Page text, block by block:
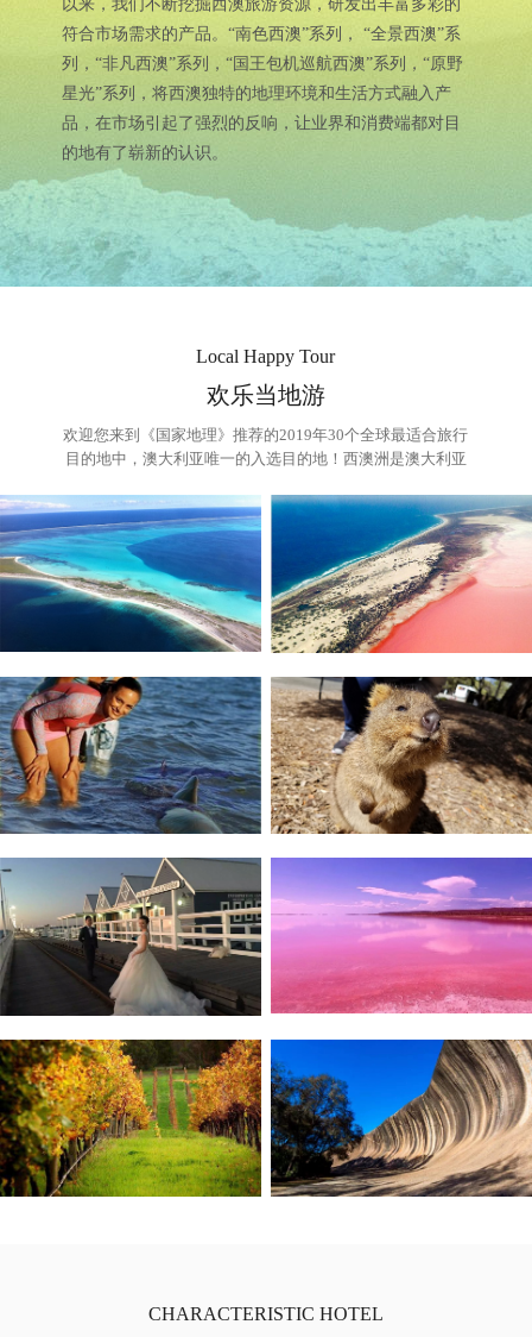
以来，我们不断挖掘西澳旅游资源，研发出丰富多彩的
符合市场需求的产品。“南色西澳”系列， “全景西澳”系
列，“非凡西澳”系列，“国王包机巡航西澳”系列，“原野
星光”系列，将西澳独特的地理环境和生活方式融入产
品，在市场引起了强烈的反响，让业界和消费端都对目
的地有了崭新的认识。
Local Happy Tour
欢乐当地游
欢迎您来到《国家地理》推荐的2019年30个全球最适合旅行
目的地中，澳大利亚唯一的入选目的地！西澳洲是澳大利亚
利亚最富有原始自然景观的一个州，是最能领略澳大利亚风
情的一个州，也是澳大利亚最富裕一个州！
CHARACTERISTIC HOTEL